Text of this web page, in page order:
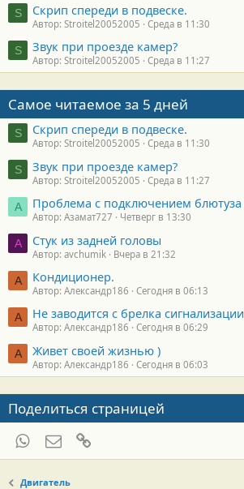
S Скрип спереди в подвеске.
Автор: Stroitel20052005 Среда в 11:30
S Звук при проезде камер?
Автор: Stroitel20052005 Среда в 11:27
Самое читаемое за 5 дней
S Скрип спереди в подвеске.
Автор: Stroitel20052005 Среда в 11:30
S Звук при проезде камер?
Автор: Stroitel20052005 Среда в 11:27
А Проблема с подключением блютуза
Автор: Азамат727 Четверг в 13:30
A Стук из задней головы
Автор: avchumik Вчера в 21:32
А Кондиционер.
Автор: Александр186 Сегодня в 06:13
А Не заводится с брелка сигнализации
Автор: Александр186 Сегодня в 06:29
А Живет своей жизнью )
Автор: Александр186 Сегодня в 06:03
Поделиться страницей
WhatsAppЭлектронная почта
Двигатель